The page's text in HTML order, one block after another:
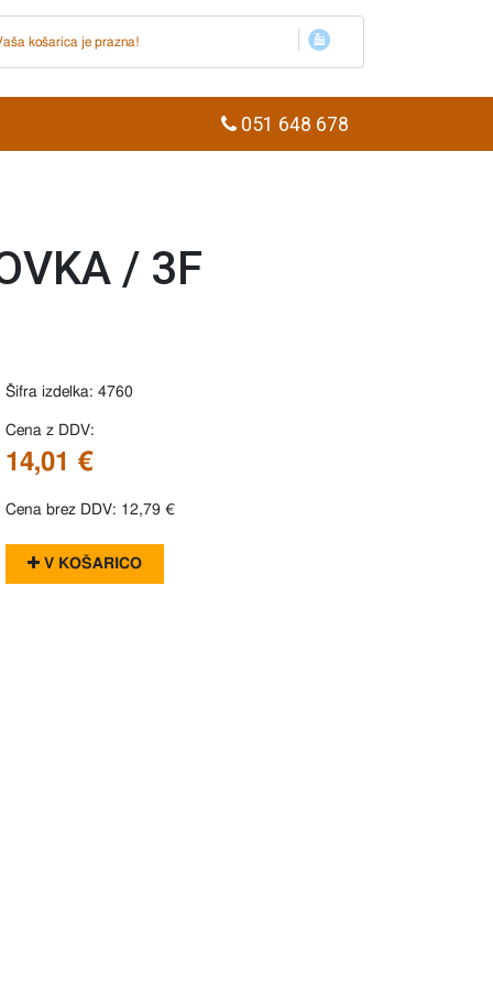
košarica je prazna!
051 648 678
/ 3F
Šifra izdelka: 4760
Cena z DDV:
14,01 €
Cena brez DDV: 12,79 €
V KOŠARICO